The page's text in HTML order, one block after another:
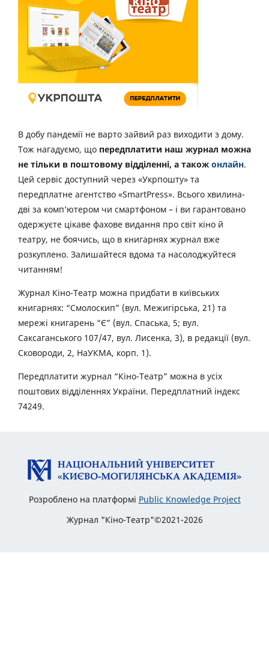
В добу пандемії не варто зайвий раз виходити з дому.
Тож нагадуємо, що передплатити наш журнал можна
не тільки в поштовому відділенні, а також онлайн.
Цей сервіс доступний через «Укрпошту» та
передплатне агентство «SmartPress». Всього хвилина-
дві за комп’ютером чи смартфоном – і ви гарантовано
одержуєте цікаве фахове видання про світ кіно й
театру, не боячись, що в книгарнях журнал вже
розкуплено. Залишайтеся вдома та насолоджуйтеся
читанням!
Журнал Кіно-Театр можна придбати в київських
книгарнях: “Смолоскип” (вул. Межигірська, 21) та
мережі книгарень “Є” (вул. Спаська, 5; вул.
Саксаганського 107/47, вул. Лисенка, 3), в редакції (вул.
Сковороди, 2, НаУКМА, корп. 1).
Передплатити журнал “Кіно-Театр” можна в усіх
поштових відділеннях України. Передплатний індекс
74249.
Розроблено на платформі Public Knowledge Project
Журнал "Кіно-Театр"©2021-2026